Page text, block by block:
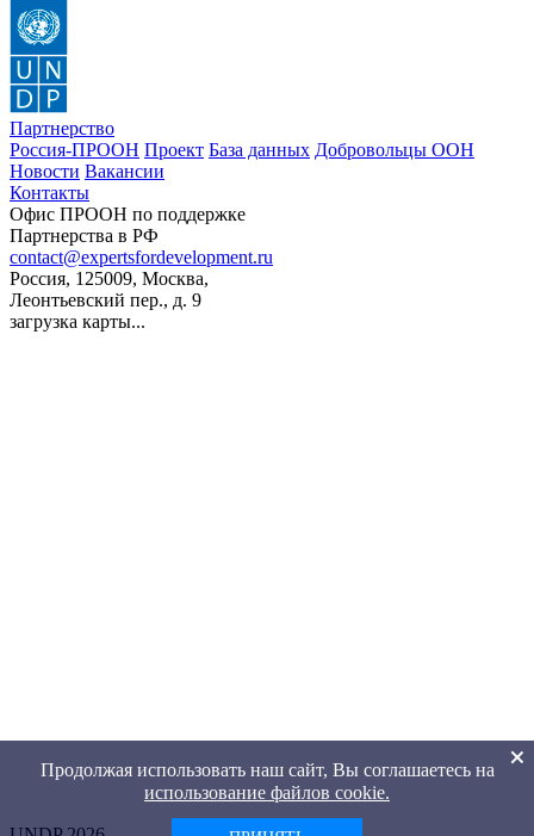
Партнерство
Россия-ПРООН Проект База данных Добровольцы ООН
Новости Вакансии
Контакты
Офис ПРООН по поддержке
Партнерства в РФ
contact@expertsfordevelopment.ru
Россия, 125009, Москва,
Леонтьевский пер., д. 9
загрузка карты...
Продолжая использовать наш сайт, Вы соглашаетесь на
использование файлов cookie.